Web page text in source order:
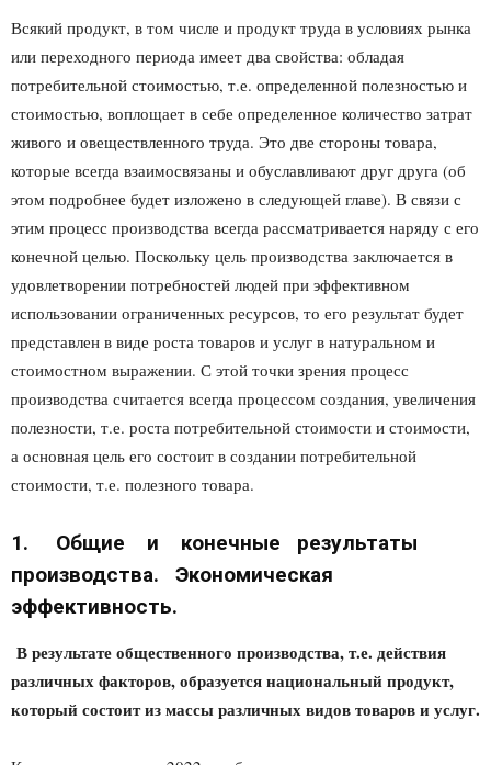
Всякий продукт, в том числе и продукт труда в условиях рынка
или переходного периода имеет два свойства: обладая
потребительной стоимостью, т.е. определенной полезностью и
стоимостью, воплощает в себе определенное количество затрат
живого и овеществленного труда. Это две стороны товара,
которые всегда взаимосвязаны и обуславливают друг друга (об
этом подробнее будет изложено в следующей главе). В связи с
этим процесс производства всегда рассматривается наряду с его
конечной целью. Поскольку цель производства заключается в
удовлетворении потребностей людей при эффективном
использовании ограниченных ресурсов, то его результат будет
представлен в виде роста товаров и услуг в натуральном и
стоимостном выражении. С этой точки зрения процесс
производства считается всегда процессом создания, увеличения
полезности, т.е. роста потребительной стоимости и стоимости,
а основная цель его состоит в создании потребительной
стоимости, т.е. полезного товара.
1. Общие и конечные результаты
производства. Экономическая
эффективность.
В результате общественного производства, т.е. действия
различных факторов, образуется национальный продукт,
который состоит из массы различных видов товаров и услуг.